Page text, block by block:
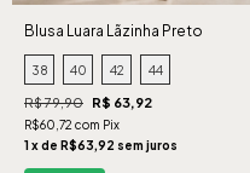
Blusa Luara Lãzinha Preto
38 40 42 44
R$ 79,90 R$ 63,92
R$60,72 com Pix
1 x de R$63,92 sem juros